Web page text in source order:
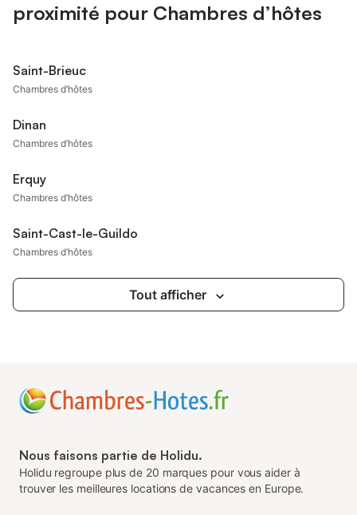
proximité pour Chambres d’hôtes
Saint-Brieuc
Chambres d’hôtes
Dinan
Chambres d’hôtes
Erquy
Chambres d’hôtes
Saint-Cast-le-Guildo
Chambres d’hôtes
Tout afficher
Nous faisons partie de Holidu.
Holidu regroupe plus de 20 marques pour vous aider à
trouver les meilleures locations de vacances en Europe.